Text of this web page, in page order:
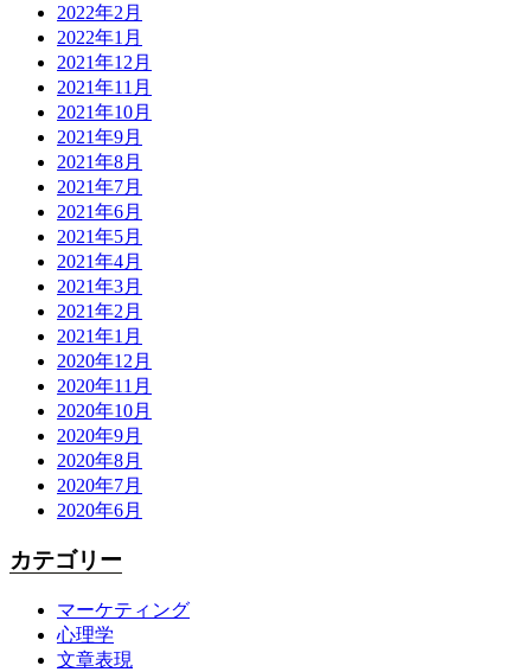
2022年2月
2022年1月
2021年12月
2021年11月
2021年10月
2021年9月
2021年8月
2021年7月
2021年6月
2021年5月
2021年4月
2021年3月
2021年2月
2021年1月
2020年12月
2020年11月
2020年10月
2020年9月
2020年8月
2020年7月
2020年6月
カテゴリー
マーケティング
心理学
文章表現